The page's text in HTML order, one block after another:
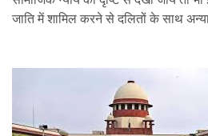
जाति में शामिल करने से दलितों के साथ